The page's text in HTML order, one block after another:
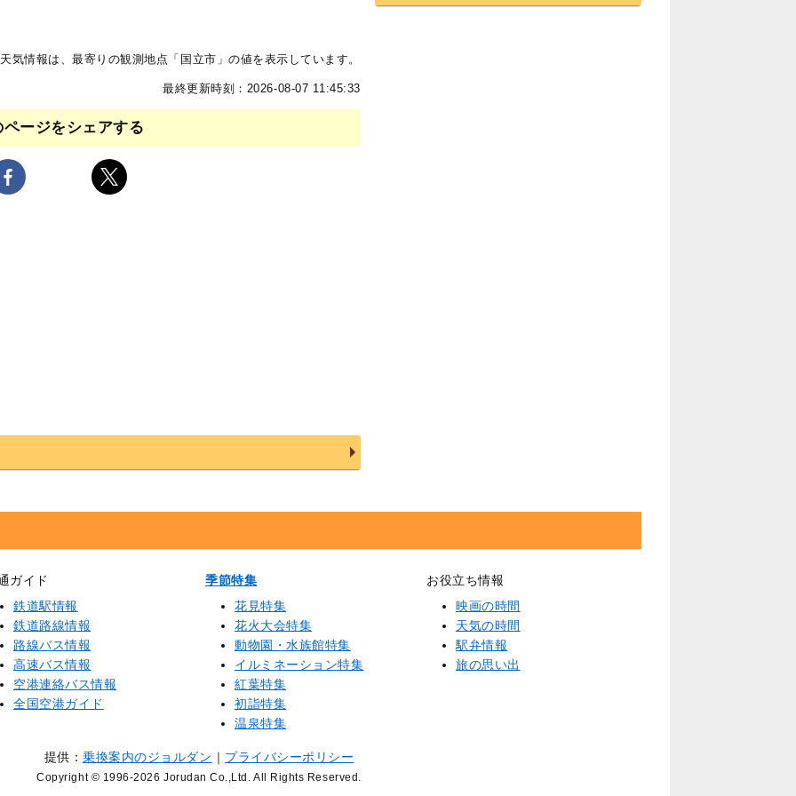
気情報は、最寄りの観測地点「国立市」の値を表示しています。
最終更新時刻：2026-08-07 11:45:33
ページをシェアする
ガイド
鉄道駅情報
鉄道路線情報
路線バス情報
高速バス情報
空港連絡バス情報
全国空港ガイド
季節特集
花見特集
花火大会特集
動物園・水族館特集
イルミネーション特集
紅葉特集
初詣特集
温泉特集
お役立ち情報
映画の時間
天気の時間
駅弁情報
旅の思い出
提供：乗換案内のジョルダン ｜ プライバシーポリシー
Copyright © 1996-2026 Jorudan Co.,Ltd. All Rights Reserved.